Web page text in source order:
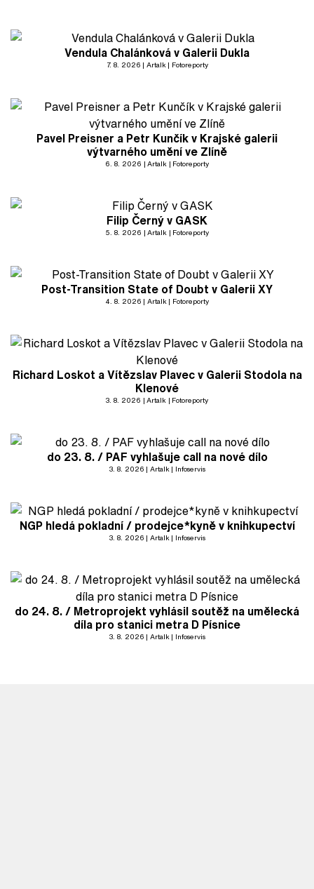
Vendula Chalánková v Galerii Dukla
7. 8. 2026 Artalk Fotoreporty
Pavel Preisner a Petr Kunčík v Krajské galerii
výtvarného umění ve Zlíně
6. 8. 2026 Artalk Fotoreporty
Filip Černý v GASK
5. 8. 2026 Artalk Fotoreporty
Post-Transition State of Doubt v Galerii XY
4. 8. 2026 Artalk Fotoreporty
Richard Loskot a Vítězslav Plavec v Galerii Stodola na
Klenové
3. 8. 2026 Artalk Fotoreporty
do 23. 8. / PAF vyhlašuje call na nové dílo
3. 8. 2026 Artalk Infoservis
NGP hledá pokladní / prodejce*kyně v knihkupectví
3. 8. 2026 Artalk Infoservis
do 24. 8. / Metroprojekt vyhlásil soutěž na umělecká
díla pro stanici metra D Písnice
3. 8. 2026 Artalk Infoservis